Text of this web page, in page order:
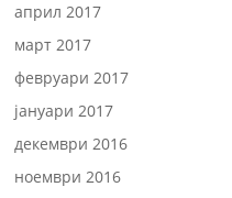
април 2017
март 2017
февруари 2017
јануари 2017
декември 2016
ноември 2016